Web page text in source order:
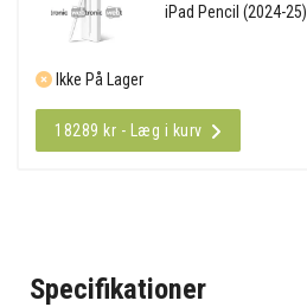
iPad Pencil (2024-25)
Ikke På Lager
18289 kr - Læg i kurv
Specifikationer